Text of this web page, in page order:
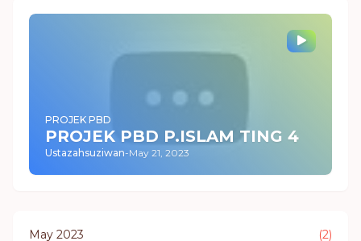
PROJEK PBD
PROJEK PBD P.ISLAM TING 4
Ustazahsuziwan-May 21, 2023
May 2023 (2)